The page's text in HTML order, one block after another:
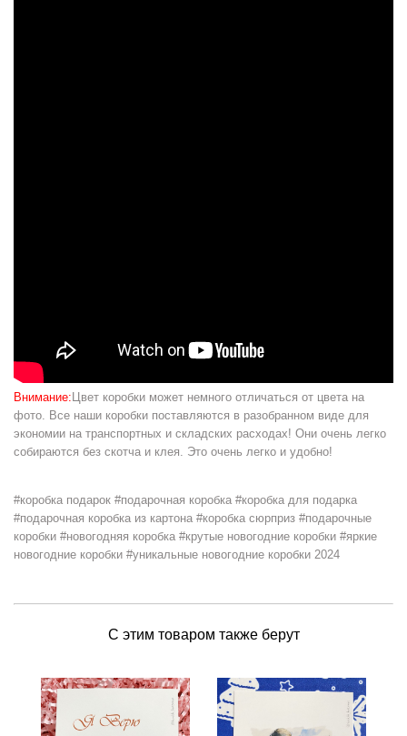
Внимание: Цвет коробки может немного отличаться от цвета на
фото. Все наши коробки поставляются в разобранном виде для
экономии на транспортных и складских расходах! Они очень легко
собираются без скотча и клея. Это очень легко и удобно!
#коробка подарок #подарочная коробка #коробка для подарка
#подарочная коробка из картона #коробка сюрприз #подарочные
коробки #новогодняя коробка #крутые новогодние коробки #яркие
новогодние коробки #уникальные новогодние коробки 2024
С этим товаром также берут